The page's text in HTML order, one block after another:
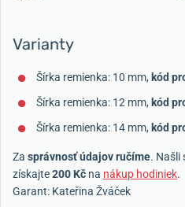
Varianty
Šírka remienka: 10 mm, kód
Šírka remienka: 12 mm, kód
Šírka remienka: 14 mm, kód
Za správnosť údajov ručíme. Našli
získajte200 Kč na nákup hodiniek.
Garant: Kateřina Žváček